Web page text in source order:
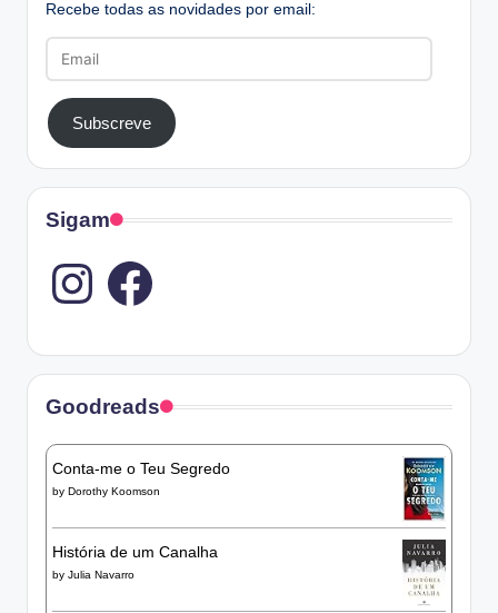
Recebe todas as novidades por email:
Subscreve
Sigam
Instagram
Goodreads
Conta-me o Teu Segredo
by Dorothy Koomson
História de um Canalha
by Julia Navarro